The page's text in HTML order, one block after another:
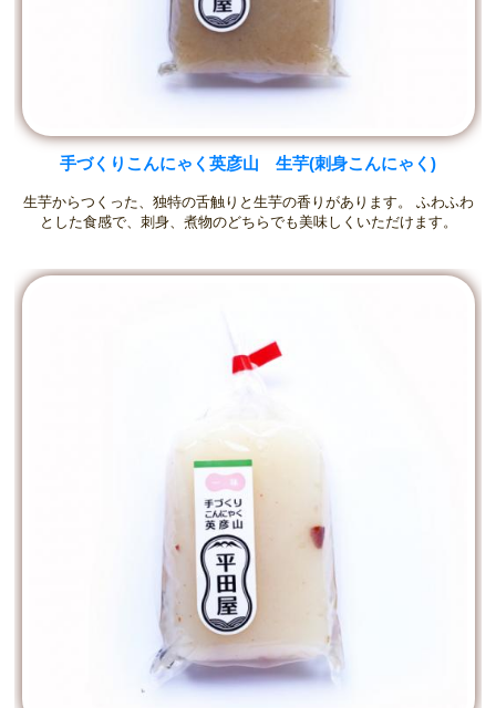
手づくりこんにゃく英彦山 生芋(刺身こんにゃく)
生芋からつくった、独特の舌触りと生芋の香りがあります。 ふわふわ
とした食感で、刺身、煮物のどちらでも美味しくいただけます。